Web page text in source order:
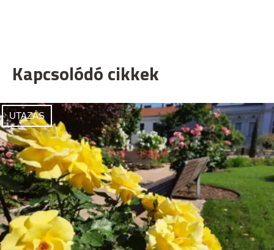
Kapcsolódó cikkek
UTAZÁS